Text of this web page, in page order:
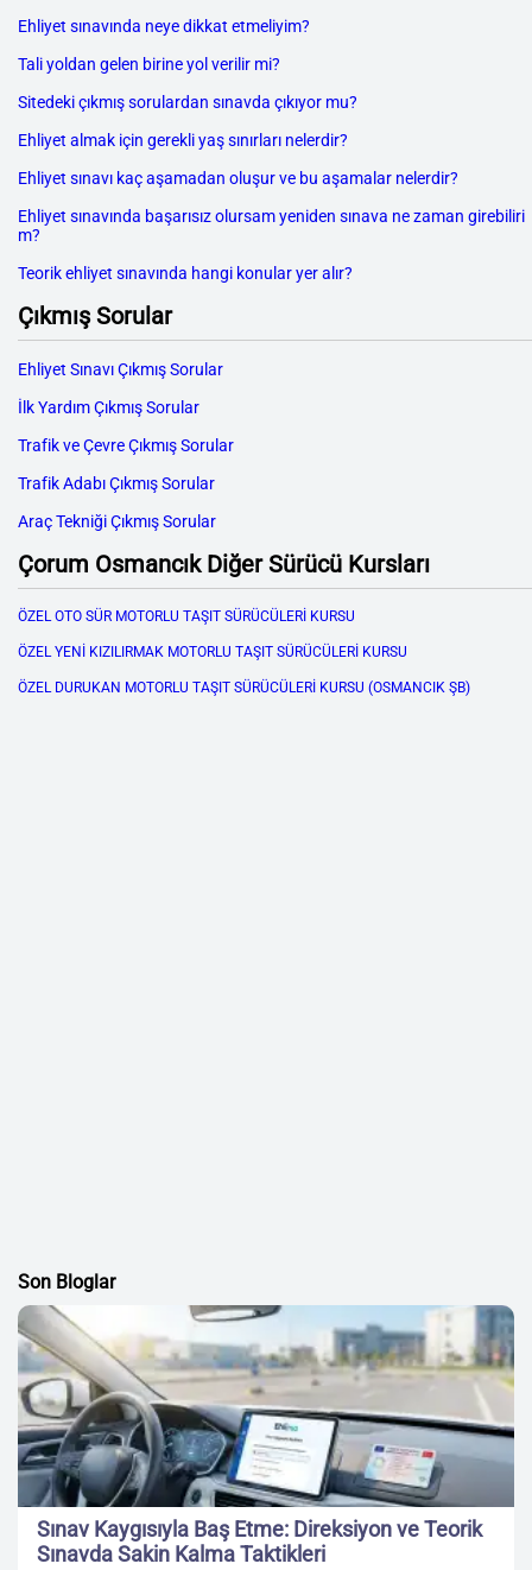
Ehliyet sınavında neye dikkat etmeliyim?
Tali yoldan gelen birine yol verilir mi?
Sitedeki çıkmış sorulardan sınavda çıkıyor mu?
Ehliyet almak için gerekli yaş sınırları nelerdir?
Ehliyet sınavı kaç aşamadan oluşur ve bu aşamalar nelerdir?
Ehliyet sınavında başarısız olursam yeniden sınava ne zaman girebiliri
m?
Teorik ehliyet sınavında hangi konular yer alır?
Çıkmış Sorular
Ehliyet Sınavı Çıkmış Sorular
İlk Yardım Çıkmış Sorular
Trafik ve Çevre Çıkmış Sorular
Trafik Adabı Çıkmış Sorular
Araç Tekniği Çıkmış Sorular
Çorum Osmancık Diğer Sürücü Kursları
ÖZEL OTO SÜR MOTORLU TAŞIT SÜRÜCÜLERİ KURSU
ÖZEL YENİ KIZILIRMAK MOTORLU TAŞIT SÜRÜCÜLERİ KURSU
ÖZEL DURUKAN MOTORLU TAŞIT SÜRÜCÜLERİ KURSU (OSMANCIK ŞB)
Son Bloglar
Sınav Kaygısıyla Baş Etme: Direksiyon ve Teorik
Sınavda Sakin Kalma Taktikleri